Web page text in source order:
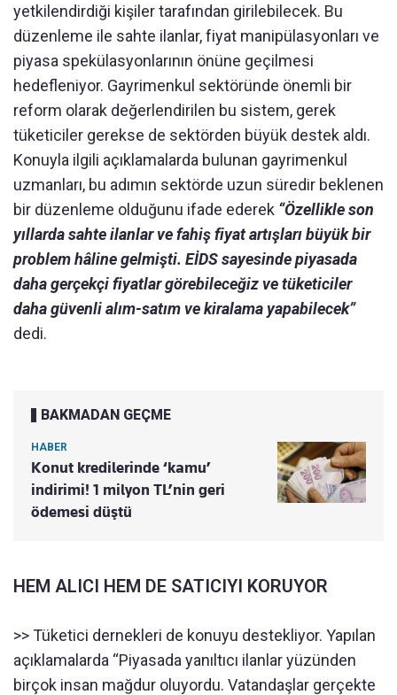
yetkilendirdiği kişiler tarafından girilebilecek. Bu
düzenleme ile sahte ilanlar, fiyat manipülasyonları ve
piyasa spekülasyonlarının önüne geçilmesi
hedefleniyor. Gayrimenkul sektöründe önemli bir
reform olarak değerlendirilen bu sistem, gerek
tüketiciler gerekse de sektörden büyük destek aldı.
Konuyla ilgili açıklamalarda bulunan gayrimenkul
uzmanları, bu adımın sektörde uzun süredir beklenen
bir düzenleme olduğunu ifade ederek “Özellikle son
yıllarda sahte ilanlar ve fahiş fiyat artışları büyük bir
problem hâline gelmişti. EİDS sayesinde piyasada
daha gerçekçi fiyatlar görebileceğiz ve tüketiciler
daha güvenli alım-satım ve kiralama yapabilecek”
dedi.
BAKMADAN GEÇME
HABER
Konut kredilerinde ‘kamu’
indirimi! 1 milyon TL’nin geri
ödemesi düştü
HEM ALICI HEM DE SATICIYI KORUYOR
>> Tüketici dernekleri de konuyu destekliyor. Yapılan
açıklamalarda “Piyasada yanıltıcı ilanlar yüzünden
birçok insan mağdur oluyordu. Vatandaşlar gerçekte